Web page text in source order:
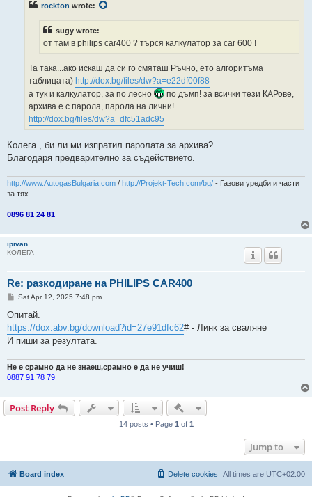
rockton wrote:
sugy wrote:
от там в philips car400 ? търся калкулатор за car 600 !
Та така...ако искаш да си го смяташ Ръчно, ето алгоритъма
таблицата) http://dox.bg/files/dw?a=e22df00f88
а тук и калкулатор, за по лесно
по дъмп! за всички тези КАРове,
архива е с парола, парола на лични!
http://dox.bg/files/dw?a=dfc51adc95
Колега , би ли ми изпратил паролата за архива?
Благодаря предварително за съдействието.
http://www.AutogasBulgaria.com / http://Projekt-Tech.com/bg/ - Газови уредби и части
за тях.
0896 81 24 81
ipivan
КОЛЕГА
Re: разкодиране на PHILIPS CAR400
P
s
Sat Apr 12, 2025 7:48 pm
Опитай.
https://dox.abv.bg/download?id=27e91dfc62# - Линк за сваляне
И пиши за резултата.
Не е срамно да не знаеш,срамно е да не учиш!
0887 91 78 79
Post Reply Quick-mod tools
14 posts • Page 1 of 1
Jump to
Board index All times are UTC+02:00
Delete cookies